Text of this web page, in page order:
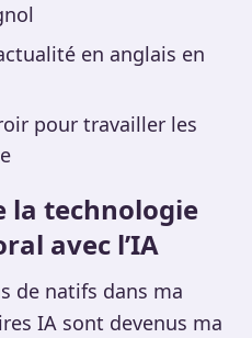
en anglais en
pour travailler les
la technologie
avec l’IA
de natifs dans ma
IA sont devenus ma